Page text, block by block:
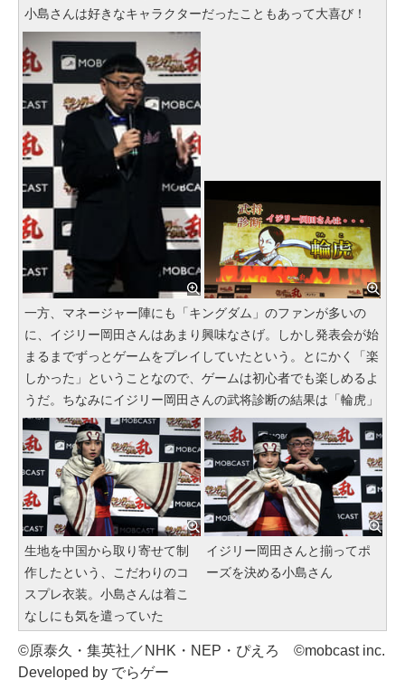
小島さんは好きなキャラクターだったこともあって大喜び！
一方、マネージャー陣にも「キングダム」のファンが多いの
に、イジリー岡田さんはあまり興味なさげ。しかし発表会が始
まるまでずっとゲームをプレイしていたという。とにかく「楽
しかった」ということなので、ゲームは初心者でも楽しめるよ
うだ。ちなみにイジリー岡田さんの武将診断の結果は「輪虎」
生地を中国から取り寄せて制
作したという、こだわりのコ
スプレ衣装。小島さんは着こ
なしにも気を遣っていた
イジリー岡田さんと揃ってポ
ーズを決める小島さん
©原泰久・集英社／NHK・NEP・ぴえろ ©mobcast inc.
Developed by でらゲー